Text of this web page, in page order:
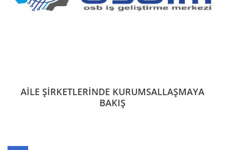
AİLE ŞİRKETLERİNDE KURUMSALLAŞMAYA
BAKIŞ